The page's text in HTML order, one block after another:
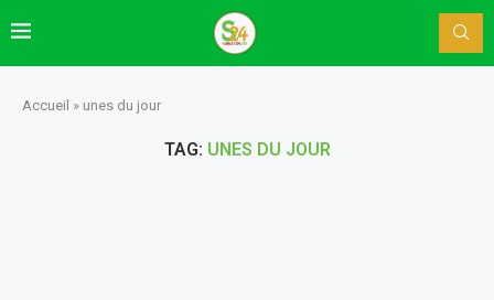
Accueil » unes du jour
TAG: UNES DU JOUR